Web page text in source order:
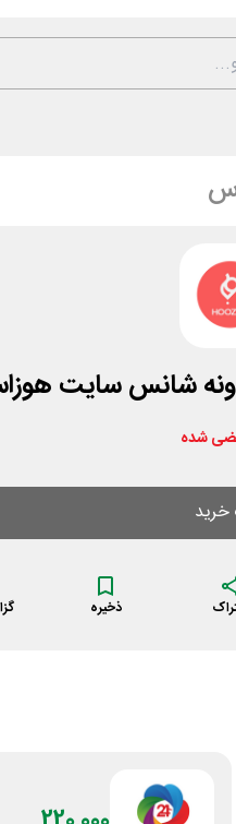
شانس سایت
شده
خرید
ذخیره